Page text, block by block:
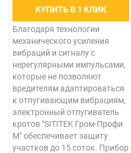
КУПИТЬ В 1 КЛИК
Благодаря технологии
механического усиления
вибраций и сигналу с
нерегулярными импульсами,
которые не позволяют
вредителям адаптироваться
к отпугивающим вибрациям,
электронный отпугиватель
кротов "SITITEK Гром-Профи
М" обеспечивает защиту
участков до 15 соток. Прибор